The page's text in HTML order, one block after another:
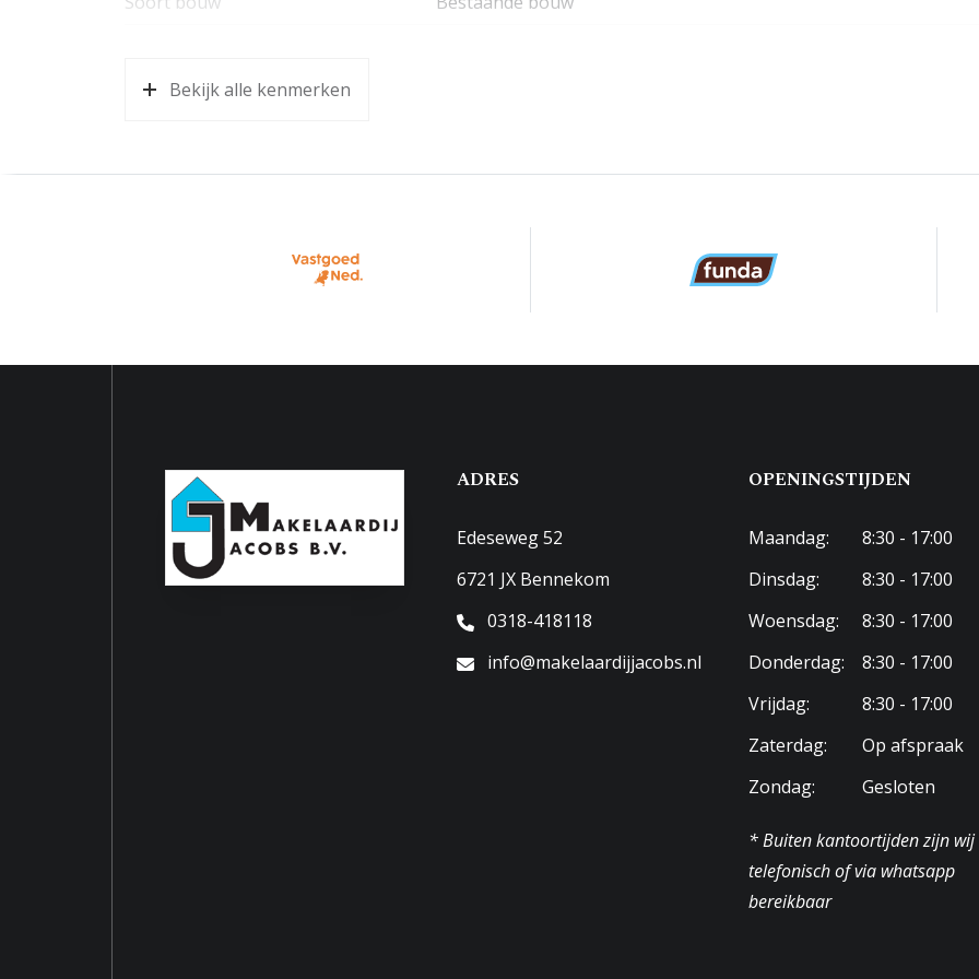
Ligging
Aantal woonlagen
Energie
Warm water Cv ketel
Bekijk alle kenmerken
ADRES
Edeseweg 52
6721 JX Bennekom
0318-418118
info@makelaardijjacobs.nl
OPENINGSTIJDEN
Maandag:
8:30 - 17:00
Dinsdag:
8:30 - 17:00
Woensdag:
8:30 - 17:00
Donderdag:
8:30 - 17:00
Vrijdag:
8:30 - 17:00
Zaterdag:
Op afspraak
Zondag:
Gesloten
* Buiten kantoortijden zijn wij
telefonisch of via whatsapp
bereikbaar